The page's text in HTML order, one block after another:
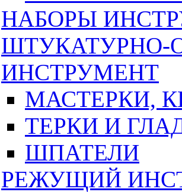
НАБОРЫ
ШТУКАТУРНО-
ИНСТРУМЕНТ
МАСТЕРКИ,
ТЕРКИ И
ШПАТЕЛИ
РЕЖУЩИЙ